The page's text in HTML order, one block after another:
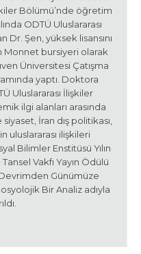
Bölümü’nde öğretim
ODTÜ Uluslararası
Şen, yüksek lisansını
Monnet bursiyeri olarak
Üniversitesi Çatışma
yaptı. Doktora
Uluslararası İlişkiler
ilgi alanları arasında
İran dış politikası,
uluslararası ilişkileri
Bilimler Enstitüsü Yılın
Vakfı Yayın Ödülü
Günümüze
Bir Analiz adıyla